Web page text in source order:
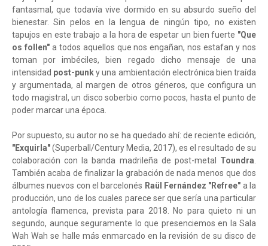
fantasmal, que todavía vive dormido en su absurdo sueño del
bienestar. Sin pelos en la lengua de ningún tipo, no existen
tapujos en este trabajo a la hora de espetar un bien fuerte "Que
os follen"a todos aquellos que nos engañan, nos estafan y nos
toman por imbéciles, bien regado dicho mensaje de una
intensidad post-punky una ambientación electrónica bien traída
y argumentada, al margen de otros géneros, que configura un
todo magistral, un disco soberbio como pocos, hasta el punto de
poder marcar una época.
Por supuesto, su autor no se ha quedado ahí: de reciente edición,
"Exquirla"(Superball/Century Media, 2017), es el resultado de su
colaboración con la banda madrileña de post-metal Toundra.
También acaba de finalizar la grabación de nada menos que dos
álbumes nuevos con el barcelonés Raül Fernández "Refree" a la
producción, uno de los cuales parece ser que sería una particular
antología flamenca, prevista para 2018. No para quieto ni un
segundo, aunque seguramente lo que presenciemos en la Sala
Wah Wah se halle más enmarcado en la revisión de su disco de